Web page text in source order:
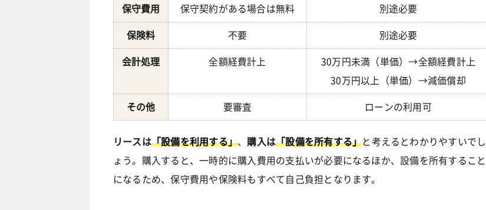
保守費用 保守契約がある場合は無料 別途必要
保険料 不要 別途必要
会計処理 全額経費計上
30万円未満（単価）→全額経費計上
30万円以上（単価）→減価償却
その他 要審査 ローンの利用可
リースは「設備を利用する」、 購入は「設備を所有する」と考えるとわかりやすいでし
ょう。購入すると、一時的に購入費用の支払いが必要になるほか、設備を所有すること
になるため、保守費用や保険料もすべて自己負担となります。